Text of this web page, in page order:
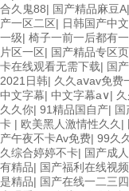
合久鬼88| 国产精品麻豆A|
产一区二区| 日韩国产中文
一级| 椅子一前一后都有
片区一区| 国产精品专区
卡在线观看无需下载| 国
2021日韩| 久久aⅴav免费
中文字幕| 中文字幕a∨|
久久你| 91精品国自产|
卡 | 欧美黑人激情性久久 |
产午夜不卡Av免费| 99久
久综合婷婷不卡| 国产成
有精品| 国产福利在线视频
是精品| 国产在线一二三